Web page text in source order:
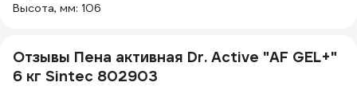
Высота, мм: 106
Отзывы Пена активная Dr. Active "AF GEL+"
6 кг Sintec 802903